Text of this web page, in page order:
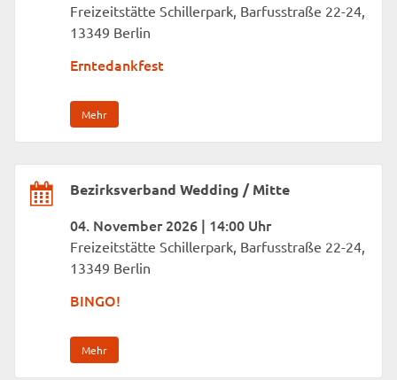
Freizeitstätte Schillerpark, Barfusstraße 22-24,
13349 Berlin
Erntedankfest
Mehr
Bezirksverband Wedding / Mitte
04. November 2026 | 14:00 Uhr
Freizeitstätte Schillerpark, Barfusstraße 22-24,
13349 Berlin
BINGO!
Mehr